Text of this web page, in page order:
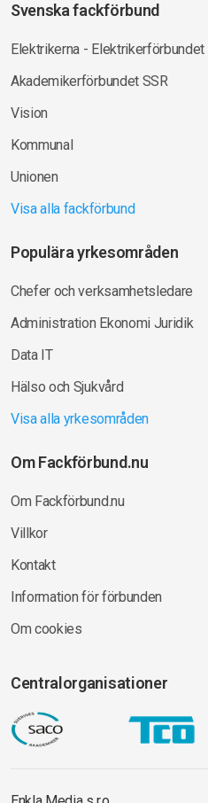
Svenska fackförbund
Elektrikerna - Elektrikerförbundet
Akademikerförbundet SSR
Vision
Kommunal
Unionen
Visa alla fackförbund
Populära yrkesområden
Chefer och verksamhetsledare
Administration Ekonomi Juridik
Data IT
Hälso och Sjukvård
Visa alla yrkesområden
Om Fackförbund.nu
Om Fackförbund.nu
Villkor
Kontakt
Information för förbunden
Om cookies
Centralorganisationer